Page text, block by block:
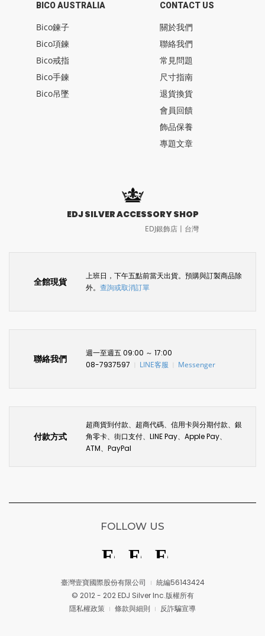
BICO AUSTRALIA
Bico鍊子
Bico項鍊
Bico戒指
Bico手鍊
Bico吊墜
CONTACT US
關於我們
聯絡我們
常見問題
尺寸指南
退貨換貨
會員回饋
飾品保養
專題文章
EDJ SILVER ACCESSORY SHOP
EDJ銀飾店〡台灣
全館現貨
上班日，下午五點前當天出貨。預購與訂製商品除
外。 查詢或取消訂單
聯絡我們
週一至週五 09:00 ～ 17:00
08-7937597
LINE客服 Messenger
付款方式
超商貨到付款、超商代碼、信用卡與分期付款、銀
角零卡、街口支付、LINE Pay、Apple Pay、
ATM、PayPal
臺灣壹寶國際股份有限公司
統編56143424
© 2012 - 202 EDJ Silver Inc.版權所有
隱私權政策
條款與細則 反詐騙宣導
FOLLOW US